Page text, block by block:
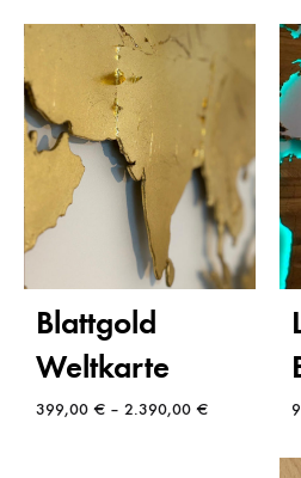
Blattgold
Weltkarte
399,00 € – 2.390,00 €